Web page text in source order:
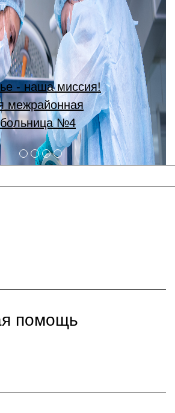
- наша миссия!
межрайонная
больница №4
помощь